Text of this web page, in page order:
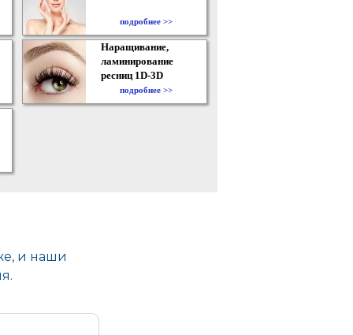
подробнее >>
Наращивание,
ламинирование
ресниц 1D-3D
подробнее >>